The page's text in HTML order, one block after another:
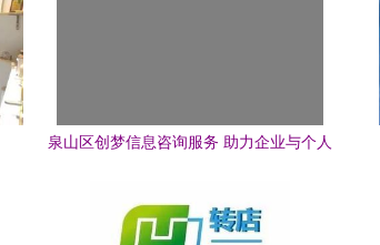
泉山区创梦信息咨询服务 助力企业与个人